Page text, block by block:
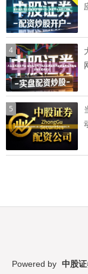
4
5
Powered by 中股